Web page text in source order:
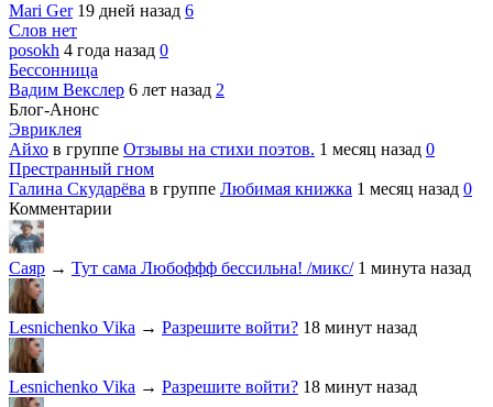
Mari Ger 19 дней назад 6
Слов нет
posokh 4 года назад 0
Бессонница
Вадим Векслер 6 лет назад 2
Блог-Анонс
Эвриклея
Айхо в группе Отзывы на стихи поэтов. 1 месяц назад 0
Престранный гном
Галина Скударёва в группе Любимая книжка 1 месяц назад 0
Комментарии
Саяр → Тут сама Любоффф бессильна! /микс/ 1 минута назад
Lesnichenko Vika → Разрешите войти? 18 минут назад
Lesnichenko Vika → Разрешите войти? 18 минут назад